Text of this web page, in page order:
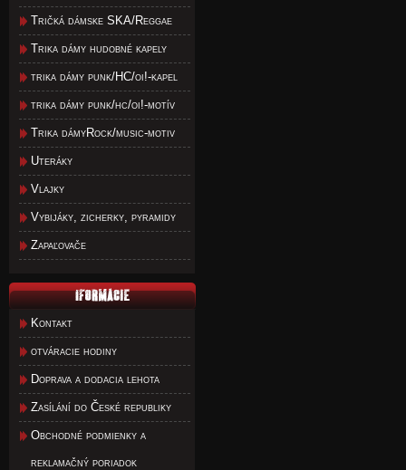
Tričká dámske SKA/Reggae
Trika dámy hudobné kapely
trika dámy punk/HC/oi!-kapel
trika dámy punk/hc/oi!-motív
Trika dámyRock/music-motiv
Uteráky
Vlajky
Vybijáky, zicherky, pyramidy
Zapaľovače
Kontakt
otváracie hodiny
Doprava a dodacia lehota
Zasílání do České republiky
Obchodné podmienky a
reklamačný poriadok